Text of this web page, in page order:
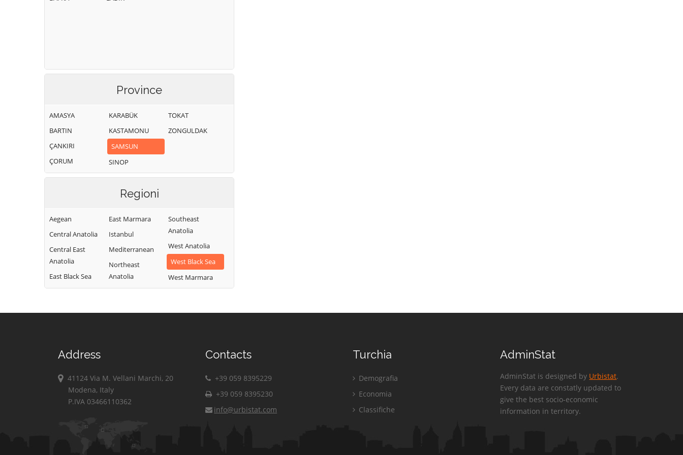
Province
AMASYA
BARTIN
ÇANKIRI
ÇORUM
KARABÜK
KASTAMONU
SAMSUN
SINOP
TOKAT
ZONGULDAK
Regioni
Aegean
Central Anatolia
Central East
Anatolia
East Black Sea
East Marmara
Istanbul
Mediterranean
Northeast
Anatolia
Southeast
Anatolia
West Anatolia
West Black Sea
West Marmara
Address
41124 Via M. Vellani Marchi, 20
Modena, Italy
P.IVA 03466110362
Contacts
+39 059 8395229
+39 059 8395230
info@urbistat.com
Turchia
Demografia
Economia
Classifiche
AdminStat
AdminStat is designed by Urbistat.
Every data are constatly updated to
give the best socio-economic
information in territory.